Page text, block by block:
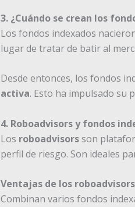
3. ¿Cuándo se crean los
Los fondos indexados
lugar de tratar de batir al
Desde entonces, los fondos
activa. Esto ha impulsado su
4. Roboadvisors y fondos
Los roboadvisorsson
perfil de riesgo. Son ideales
Ventajas de los roboadvisors
Combinan varios fondos